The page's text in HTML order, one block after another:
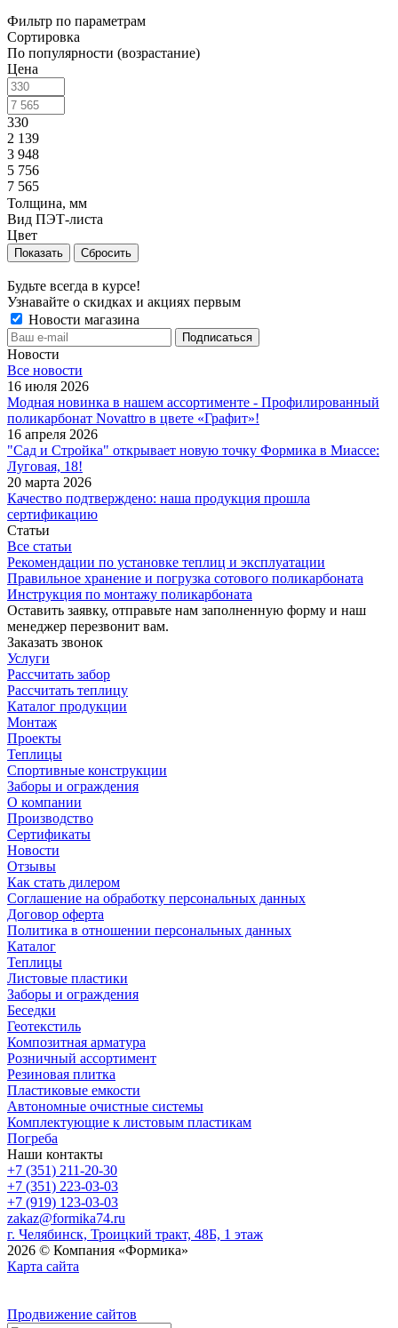
Фильтр по параметрам
Сортировка
По популярности (возрастание)
Цена
330
2 139
3 948
5 756
7 565
Толщина, мм
Вид ПЭТ-листа
Цвет
Сбросить
Будьте всегда в курсе!
Узнавайте о скидках и акциях первым
Новости магазина
Новости
Все новости
16 июля 2026
Модная новинка в нашем ассортименте - Профилированный
поликарбонат Novattro в цвете «Графит»!
16 апреля 2026
"Сад и Стройка" открывает новую точку Формика в Миассе:
Луговая, 18!
20 марта 2026
Качество подтверждено: наша продукция прошла
сертификацию
Статьи
Все статьи
Рекомендации по установке теплиц и эксплуатации
Правильное хранение и погрузка сотового поликарбоната
Инструкция по монтажу поликарбоната
Оставить заявку, отправьте нам заполненную форму и наш
менеджер перезвонит вам.
Заказать звонок
Услуги
Рассчитать забор
Рассчитать теплицу
Каталог продукции
Монтаж
Проекты
Теплицы
Спортивные конструкции
Заборы и ограждения
О компании
Производство
Сертификаты
Новости
Отзывы
Как стать дилером
Соглашение на обработку персональных данных
Договор оферта
Политика в отношении персональных данных
Каталог
Теплицы
Листовые пластики
Заборы и ограждения
Беседки
Геотекстиль
Композитная арматура
Розничный ассортимент
Резиновая плитка
Пластиковые емкости
Автономные очистные системы
Комплектующие к листовым пластикам
Погреба
Наши контакты
+7 (351) 211-20-30
+7 (351) 223-03-03
+7 (919) 123-03-03
zakaz@formika74.ru
г. Челябинск, Троицкий тракт, 48Б, 1 этаж
2026 © Компания «Формика»
Карта сайта
Продвижение сайтов